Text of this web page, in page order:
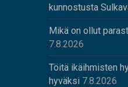
kunnostusta
Mikä on ollut
7.8.2026
Töitä ikäihmisten
hyväksi 7.8.2026